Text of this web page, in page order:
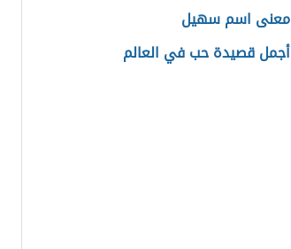
معنى اسم سهيل
أجمل قصيدة حب في العالم